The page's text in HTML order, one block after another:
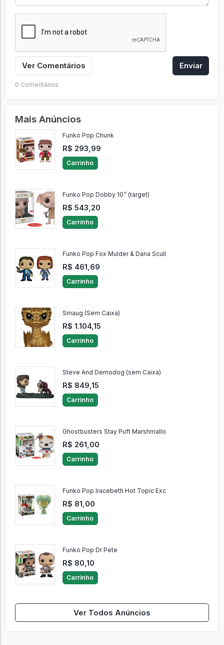
Ver Comentários Enviar
0 Comentários
Mais Anúncios
Funko Pop Chunk
R$ 293,99
Carrinho
Funko Pop Dobby 10’’ (target)
R$ 543,20
Carrinho
Funko Pop Fox Mulder & Dana Scull
R$ 461,69
Carrinho
Smaug (Sem Caixa)
R$ 1.104,15
Carrinho
Steve And Demodog (sem Caixa)
R$ 849,15
Carrinho
Ghostbusters Stay Puft Marshmallo
R$ 261,00
Carrinho
Funko Pop Iracebeth Hot Topic Exc
R$ 81,00
Carrinho
Funko Pop Dr Pete
R$ 80,10
Carrinho
Ver Todos Anúncios